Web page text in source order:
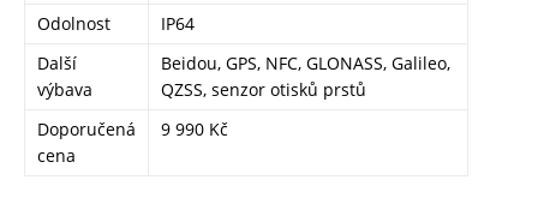
Odolnost
IP64
Další
výbava
Beidou, GPS, NFC, GLONASS, Galileo,
QZSS, senzor otisků prstů
Doporučená
cena
9 990 Kč